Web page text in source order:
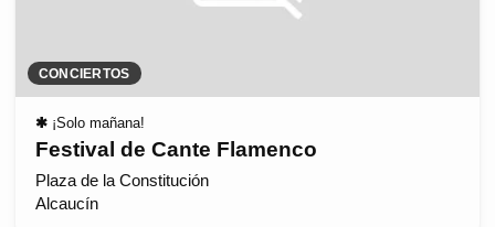
CONCIERTOS
✱ ¡Solo mañana!
Festival de Cante Flamenco
Plaza de la Constitución
Alcaucín